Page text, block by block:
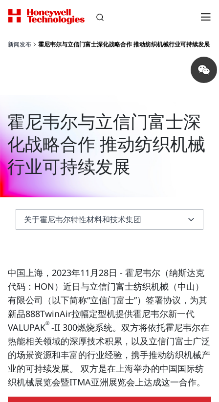
新闻发布 霍尼韦尔与立信门富士深化战略合作 推动纺织机械行业可持续发展
Share
on
wechat
霍尼韦尔与立信门富士深
化战略合作 推动纺织机械
行业可持续发展
关于霍尼韦尔特性材料和技术集团
中国上海，2023年11月28日 - 霍尼韦尔（纳斯达克
代码：HON ）近日与立信门富士纺织机械（中山）
有限公司（以下简称“立信门富士”）签署协议，为其
新品888TwinAir拉幅定型机提供霍尼韦尔新一代
VALUPAK® -II 300燃烧系统。双方将依托霍尼韦尔在
热能相关领域的深厚技术积累，以及立信门富士广泛
的场景资源和丰富的行业经验，携手推动纺织机械产
业的可持续发展。 双方是在上海举办的中国国际纺
织机械展览会暨ITMA亚洲展览会上达成这一合作。